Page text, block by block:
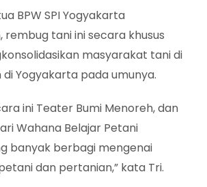
BPW SPI Yogyakarta
tani ini secara khusus
masyarakat tani di
Yogyakarta pada umunya.
ini Teater Bumi Menoreh, dan
Wahana Belajar Petani
banyak berbagi mengenai
dan pertanian,” kata Tri.